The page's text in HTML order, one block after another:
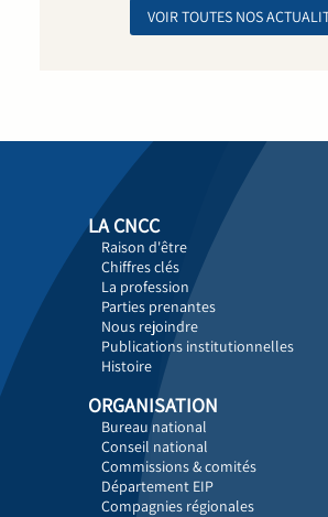
VOIR TOUTES NOS
LA CNCC
Raison d'être
Chiffres clés
La profession
Parties prenantes
Nous rejoindre
Publications institutionnelles
Histoire
ORGANISATION
Bureau national
Conseil national
Commissions & comités
Département EIP
Compagnies régionales